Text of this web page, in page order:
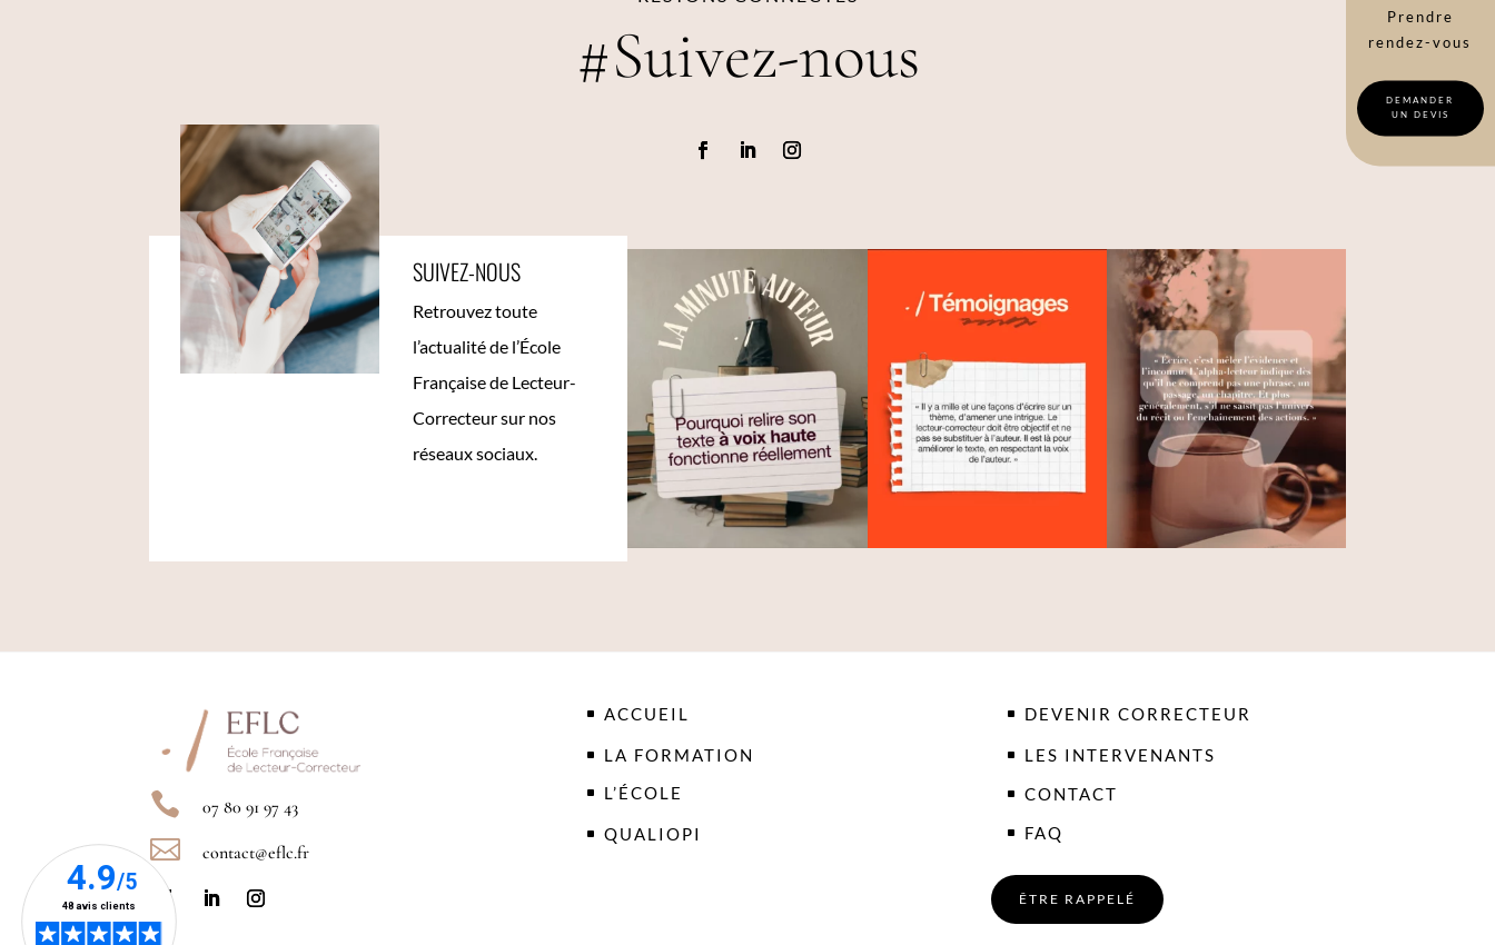
#Suivez-nous
SUIVEZ-NOUS
Retrouvez toute
l’actualité de l’École
Française de Lecteur-
Correcteur sur nos
réseaux sociaux.
 07 80 91 97 43
 contact@eflc.fr
ACCUEIL
LA FORMATION
L’ÉCOLE
QUALIOPI
DEVENIR CORRECTEUR
LES INTERVENANTS
CONTACT
FAQ
ÊTRE RAPPELÉ
Prendre
rendez-vous
DEMANDER
UN DEVIS